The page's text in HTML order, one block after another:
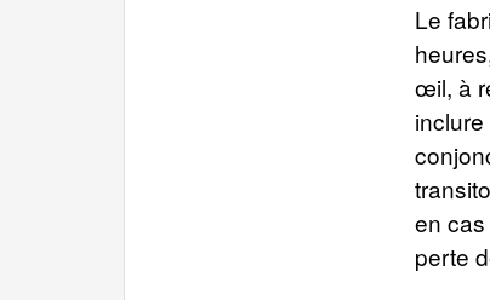
Le
œil, à
en cas
perte